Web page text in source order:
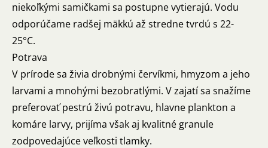
niekoľkými samičkami sa postupne vytierajú. Vodu
odporúčame radšej mäkkú až stredne tvrdú s 22-
25°C.
Potrava
V prírode sa živia drobnými červíkmi, hmyzom a jeho
larvami a mnohými bezobratlými. V zajatí sa snažíme
preferovať pestrú živú potravu, hlavne plankton a
komáre larvy, prijíma však aj kvalitné granule
zodpovedajúce veľkosti tlamky.